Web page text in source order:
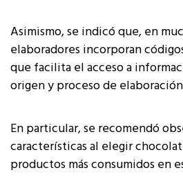
Asimismo, se indicó que, en
elaboradores incorporan
que facilita el acceso a
origen y proceso de
En particular, se recomendó
características al elegir
productos más consumidos en